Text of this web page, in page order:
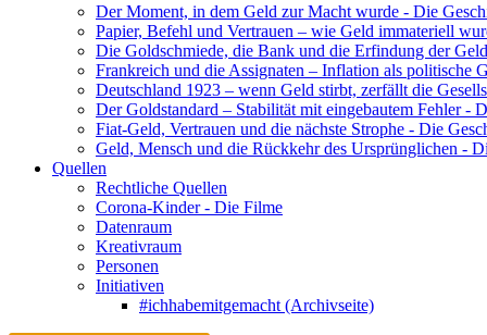
Der Moment, in dem Geld zur Macht wurde - Die
Papier, Befehl und Vertrauen – wie Geld immateriell
Die Goldschmiede, die Bank und die Erfindung der
Frankreich und die Assignaten – Inflation als politische
Deutschland 1923 – wenn Geld stirbt, zerfällt die
Der Goldstandard – Stabilität mit eingebautem Fehler -
Fiat-Geld, Vertrauen und die nächste Strophe - Die
Geld, Mensch und die Rückkehr des Ursprünglichen -
Quellen
Rechtliche Quellen
Corona-Kinder - Die Filme
Datenraum
Kreativraum
Personen
Initiativen
#ichhabemitgemacht (Archivseite)